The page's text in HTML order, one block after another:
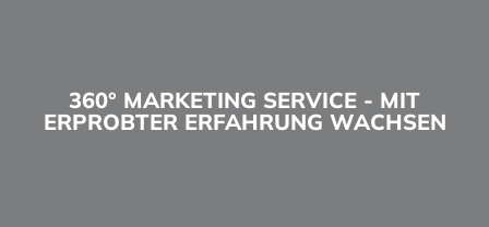
360° MARKETING SERVICE - MIT
ERPROBTER ERFAHRUNG WACHSEN